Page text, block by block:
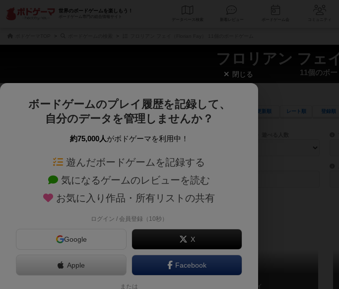
世界のボードゲームを楽しもう！
ボードゲーム専門の総合情報サイト
データベース
フロリアン フェ
11個のボ
じっくり表示 更新順 レート順 登録順
商品名、商品説明文、デザイナー名、テーマ名、メカニクス名を対象にフリーワード検索ができます。
ゲームデザイナー名を指定して検索できます。
ゲームデザイナー
対象年齢を指定します。 世界観や登場人物などモチーフ・ストーリーを指定すること
テーマ/フレーバー
グリーンビル1989 ミスティ
閉じる
ボードゲームのプレイ履歴を記録して、
自分のデータを管理しませんか？
約75,000人がボドゲーマを利用中！
遊んだボードゲームを記録する
気になるゲームのレビューを読む
お気に入り作品・所有リストの共有
ログイン / 会員登録（10秒）
Google X
Apple Facebook
または